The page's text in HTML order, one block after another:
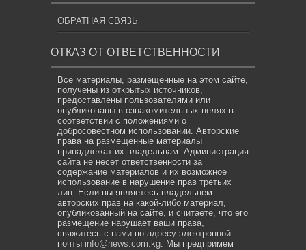
ОБРАТНАЯ СВЯЗЬ
ОТКАЗ ОТ ОТВЕТСТВЕННОСТИ
Все материалы, размещенные на этом сайте,
получены из открытых источников,
предоставлены пользователями или
опубликованы в ознакомительных целях в
соответствии с положениями о
добросовестном использовании. Авторские
права на размещенные материалы
принадлежат их владельцам. Администрация
сайта не несет ответственности за
содержание материалов и их возможное
использование в нарушение прав третьих
лиц. Если вы являетесь владельцем
авторских прав на какой-либо материал,
опубликованный на сайте, и считаете, что его
размещение нарушает ваши права,
свяжитесь с нами по адресу электронной
почты info@news.com.kg . Мы предпримем